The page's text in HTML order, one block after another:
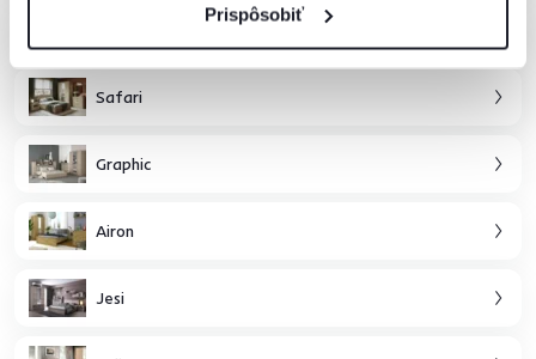
Prispôsobiť
Safari
Graphic
Airon
Jesi